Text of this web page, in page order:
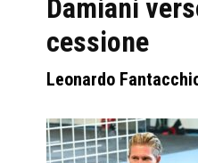
Damiani
cessione
Leonardo